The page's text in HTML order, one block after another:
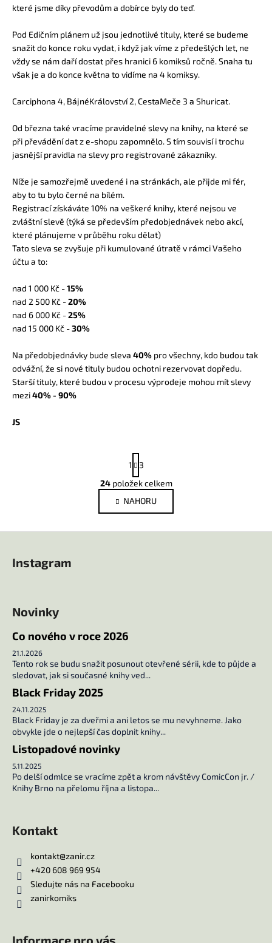
které jsme díky převodům a dobírce byly do teď.
Pod Edičním plánem už jsou jednotlivé tituly, které se budeme
snažit do konce roku vydat, i když jak víme z předešlých let, ne
vždy se nám daří dostat přes hranici 6 komiksů ročně. Snaha tu
však je a do konce května to vidíme na 4 komiksy.
Carciphona 4, BájnéKrálovství2,CestaMeče 3 a Shuricat.
Od března také vracíme pravidelné slevy na knihy, na které se
při převádění dat z e-shopu zapomnělo. S tím souvisí i trochu
jasnější pravidla na slevy pro registrované zákazníky.
Níže je samozřejmě uvedené i na stránkách, ale přijde mi fér,
aby to tu bylo černé na bílém.
Registrací získáváte 10% na veškeré knihy, které nejsou ve
zvláštní slevě (týká se především předobjednávek nebo akcí,
které plánujeme v průběhu roku dělat)
Tato sleva se zvyšuje při kumulované útratě v rámci Vašeho
účtu a to:
nad 1 000 Kč -15%
nad 2 500 Kč -20%
nad 6 000 Kč -25%
nad 15 000 Kč -30%
Na předobjednávky bude sleva 40% pro všechny, kdo budou tak
odvážní, že si nové tituly budou ochotni rezervovat dopředu.
Starší tituly, které budou v procesu výprodeje mohou mít slevy
mezi40% - 90%
JS
O
v
l
á
v
ý
s
u
S
t
r
á
n
k
1
3
24položek celkem
NAHORU
Instagram
Novinky
Co nového v roce 2026
21.1.2026
Tento rok se budu snažit posunout otevřené sérii, kde to půjde a
sledovat, jak si současné knihy ved...
Black Friday 2025
24.11.2025
Black Friday je za dveřmi a ani letos se mu nevyhneme. Jako
obvykle jde o nejlepší čas doplnit knihy...
Listopadové novinky
5.11.2025
Po delší odmlce se vracíme zpět a krom návštěvy ComicCon jr. /
Knihy Brno na přelomu října a listopa...
Kontakt
kontakt@zanir.cz
+420 608 969 954
Sledujte nás na Facebooku
zanirkomiks
Informace pro vás